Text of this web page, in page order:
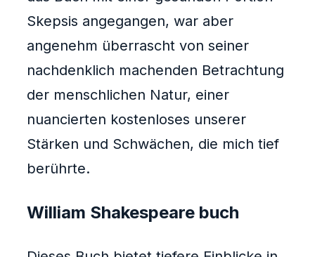
Skepsis angegangen, war aber
angenehm überrascht von seiner
nachdenklich machenden Betrachtung
der menschlichen Natur, einer
nuancierten kostenloses unserer
Stärken und Schwächen, die mich tief
berührte.
William Shakespeare buch